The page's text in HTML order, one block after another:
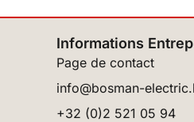
Informations
Page de contact
info@bosman-
+32 (0)2 521 05 94